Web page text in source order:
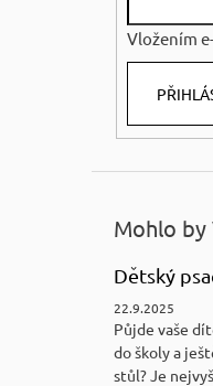
Vložením
Mohlo by
Dětský
22.9.2025
Půjde vaše
do školy a
stůl? Je